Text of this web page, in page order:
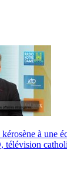
à une
télévision